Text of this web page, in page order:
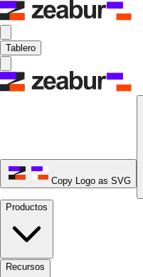
Tablero
Copy Logo as SVG
Productos
Recursos